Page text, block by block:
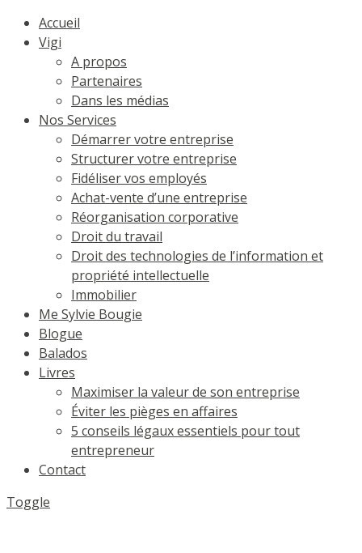
Accueil
Vigi
A propos
Partenaires
Dans les médias
Nos Services
Démarrer votre entreprise
Structurer votre entreprise
Fidéliser vos employés
Achat-vente d’une entreprise
Réorganisation corporative
Droit du travail
Droit des technologies de l’information et
propriété intellectuelle
Immobilier
Me Sylvie Bougie
Blogue
Balados
Livres
Maximiser la valeur de son entreprise
Éviter les pièges en affaires
5 conseils légaux essentiels pour tout
entrepreneur
Contact
Toggle